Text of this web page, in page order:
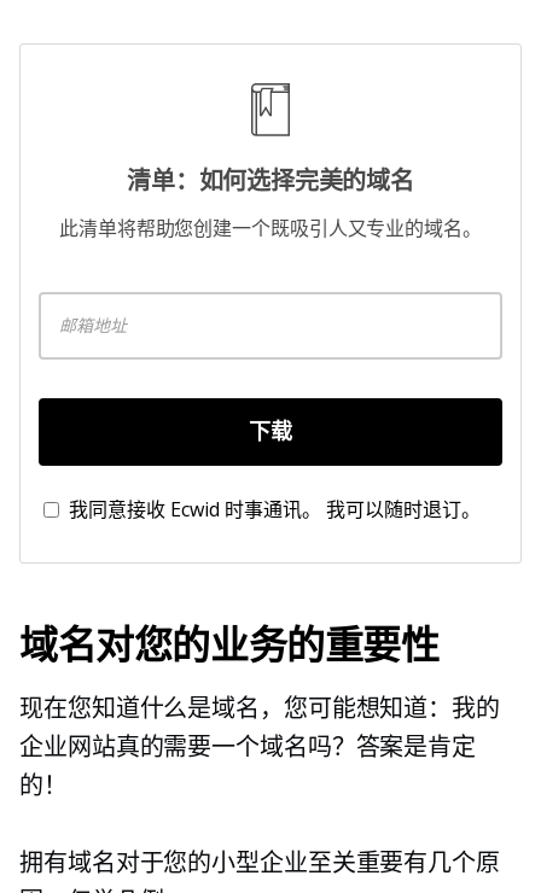
清单：如何选择完美的域名
此清单将帮助您创建一个既吸引人又专业的域名。
下载
我同意接收 Ecwid 时事通讯。 我可以随时退订。
域名对您的业务的重要性
现在您知道什么是域名，您可能想知道：我的
企业网站真的需要一个域名吗？答案是肯定
的！
拥有域名对于您的小型企业至关重要有几个原